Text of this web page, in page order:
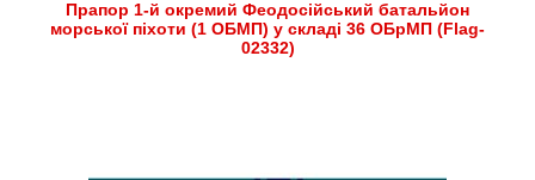
Прапор 1-й окремий Феодосійський батальйон
морської піхоти (1 ОБМП) у складі 36 ОБрМП (Flag-
02332)